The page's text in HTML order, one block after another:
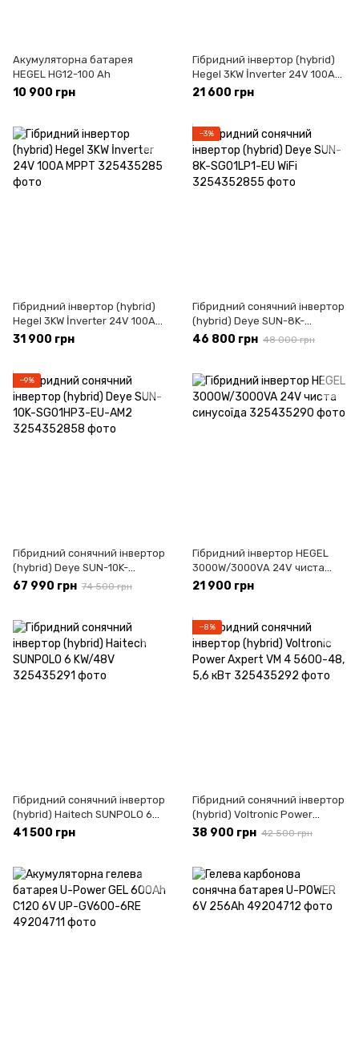
Акумуляторна батарея
HEGEL HG12-100 Ah
10 900 грн
Гібридний інвертор (hybrid)
Hegel 3KW İnverter 24V 100A
MPPT
21 600 грн
Гібридний інвертор (hybrid)
Hegel 3KW İnverter 24V 100A
MPPT
31 900 грн
−3%
Гібридний сонячний інвертор
(hybrid) Deye SUN-8K-
SG01LP1-EU WiFi
46 800 грн 48 000 грн
−9%
Гібридний сонячний інвертор
(hybrid) Deye SUN-10K-
SG01HP3-EU-AM2
67 990 грн 74 500 грн
Гібридний інвертор HEGEL
3000W/3000VA 24V чиста
синусоїда
21 900 грн
Гібридний сонячний інвертор
(hybrid) Haitech SUNPOLO 6
KW/48V
41 500 грн
−8%
Гібридний сонячний інвертор
(hybrid) Voltronic Power
Axpert VM 4 5600-48, 5,6 кВт
38 900 грн 42 500 грн